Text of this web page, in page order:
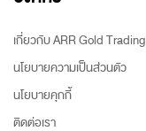
เกี่ยวกับ ARR Gold Trading
นโยบายความเป็นส่วนตัว
นโยบายคุกกี้
ติดต่อเรา